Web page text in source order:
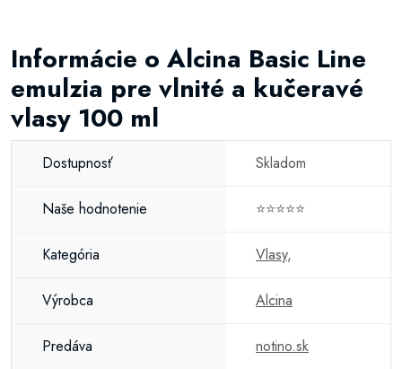
Informácie o Alcina Basic Line
emulzia pre vlnité a kučeravé
vlasy 100 ml
Dostupnosť Skladom
Naše hodnotenie ⭐⭐⭐⭐⭐
Kategória Vlasy,
Výrobca Alcina
Predáva notino.sk